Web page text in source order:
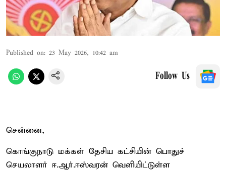
Published on: 23 May 2026, 10:42 am
Follow Us
சென்னை,
கொங்குநாடு மக்கள் தேசிய கட்சியின் பொதுச்
செயலாளர் ஈ.ஆர்.ஈஸ்வரன் வெளியிட்டுள்ள